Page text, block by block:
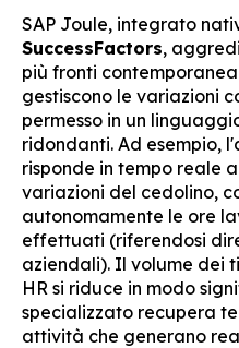
SAP Joule, integrato
SuccessFactors,
più fronti
gestiscono le variazioni
permesso in un
ridondanti. Ad esempio,
risponde in tempo reale
variazioni del cedolino,
autonomamente le ore
effettuati (riferendosi
aziendali). Il volume dei
HR si riduce in modo
specializzato recupera
attività che generano